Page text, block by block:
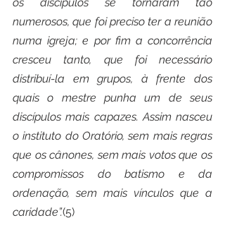
numerosos, que foi preciso ter a reunião
numa igreja; e por fim a concorrência
cresceu tanto, que foi necessário
distribuí-la em grupos, à frente dos
quais o mestre punha um de seus
discípulos mais capazes. Assim nasceu
o instituto do Oratório, sem mais regras
que os cânones, sem mais votos que os
compromissos do batismo e da
ordenação, sem mais vínculos que a
caridade”.(5)